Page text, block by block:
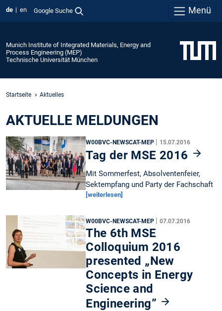
de en Google Suche Menü
Munich Institute of Integrated Materials, Energy and
Process Engineering (MEP)
Technische Universität München
Startseite Aktuelles
AKTUELLE MELDUNGEN
W00BVC-NEWSCAT-MEP 15.07.2016
Tag der MSE 2016
Mit Sommerfest, Absolventenfeier,
Sektempfang und Party der Fachschaft
[weiterlesen]
W00BVC-NEWSCAT-MEP |07.07.2016
The 6th MSE
Colloquium 2016
presented „New
Concepts in Energy
Science and
Engineering”